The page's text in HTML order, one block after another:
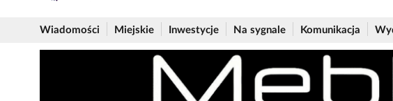
Wiadomości Miejskie Inwestycje Na sygnale Komunikacja